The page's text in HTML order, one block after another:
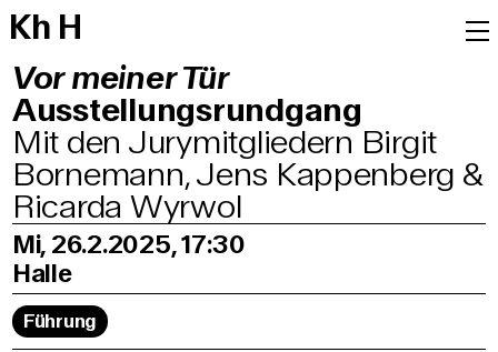
Kh H
Vor meiner Tür
Ausstellungsrundgang
Mit den Jurymitgliedern Birgit
Bornemann, Jens Kappenberg &
Ricarda Wyrwol
Mi, 26.2.2025, 17:30
Halle
Führung